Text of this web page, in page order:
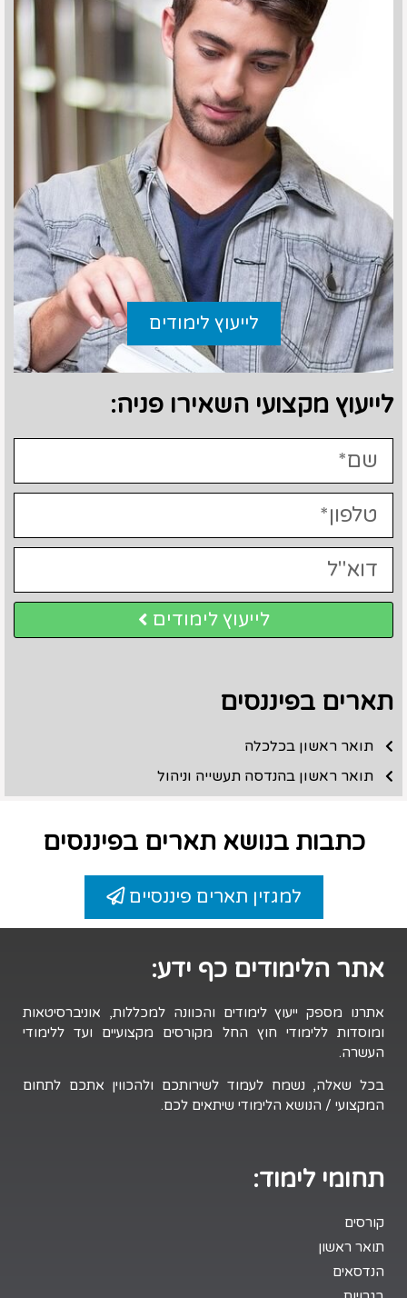
לייעוץ לימודים
לייעוץ מקצועי השאירו פניה:
לייעוץ לימודים
תארים בפיננסים
תואר ראשון בכלכלה
תואר ראשון בהנדסה תעשייה וניהול
כתבות בנושא תארים בפיננסים
למגזין תארים פיננסיים
אתר הלימודים כף ידע:
אתרנו מספק ייעוץ לימודים והכוונה למכללות, אוניברסיטאות
ומוסדות ללימודי חוץ החל מקורסים מקצועיים ועד ללימודי
העשרה.
בכל שאלה, נשמח לעמוד לשירותכם ולהכווין אתכם לתחום
המקצועי / הנושא הלימודי שיתאים לכם.
תחומי לימוד:
קורסים
תואר ראשון
הנדסאים